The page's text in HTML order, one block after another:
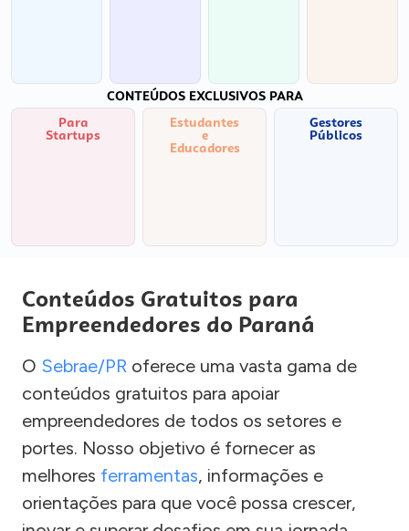
CONTEÚDOS EXCLUSIVOS PARA
Para
Startups
Estudantes
e
Educadores
Gestores
Públicos
Conteúdos Gratuitos para
Empreendedores do Paraná
O Sebrae/PR oferece uma vasta gama de
conteúdos gratuitos para apoiar
empreendedores de todos os setores e
portes. Nosso objetivo é fornecer as
melhores ferramentas, informações e
orientações para que você possa crescer,